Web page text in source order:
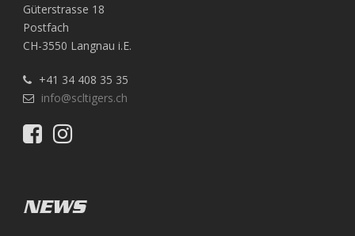
Güterstrasse 18
Postfach
CH-3550 Langnau i.E.
+41 34 408 35 35
info@scltigers.ch
NEWS